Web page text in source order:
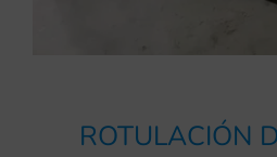
ROTULACIÓN